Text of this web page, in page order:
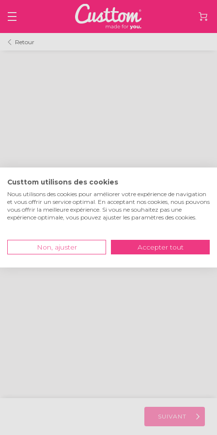
Retour
SUIVANT
Custtom utilisons des cookies
Nous utilisons des cookies pour améliorer votre expérience de navigation
et vous offrir un service optimal. En acceptant nos cookies, nous pouvons
vous offrir la meilleure expérience. Si vous ne souhaitez pas une
expérience optimale, vous pouvez ajuster les paramètres des cookies.
Non, ajuster Accepter tout